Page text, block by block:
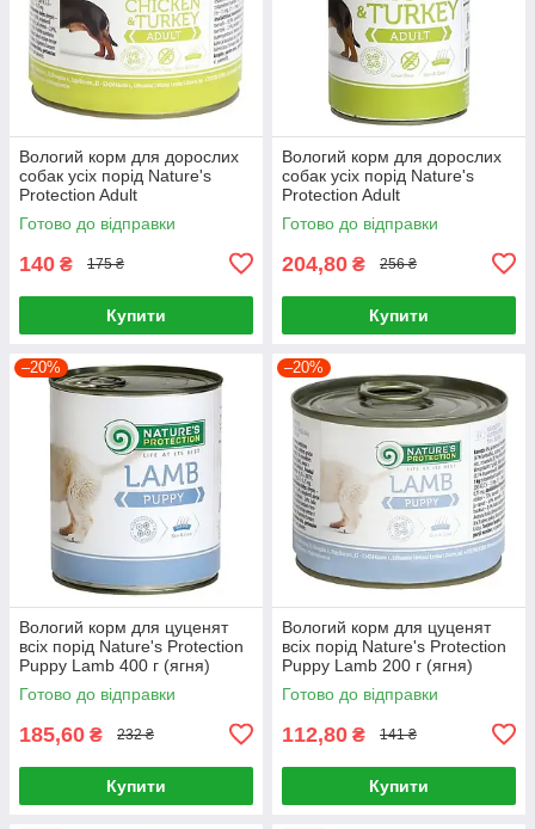
Вологий корм для дорослих
собак усіх порід Nature's
Protection Adult
Chicken&Turkey 200 г (курка
та індичка)
Готово до відправки
140 ₴ 175 ₴
Купити
Вологий корм для дорослих
собак усіх порід Nature's
Protection Adult
Chicken&Turkey 400 г (курка
та індичка)
Готово до відправки
204,80 ₴ 256 ₴
Купити
–20%
Вологий корм для цуценят
всіх порід Nature's Protection
Puppy Lamb 400 г (ягня)
Готово до відправки
185,60 ₴ 232 ₴
Купити
–20%
Вологий корм для цуценят
всіх порід Nature's Protection
Puppy Lamb 200 г (ягня)
Готово до відправки
112,80 ₴ 141 ₴
Купити